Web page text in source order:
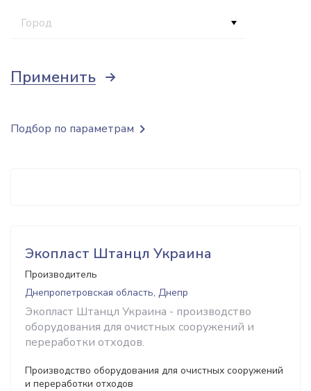
Город
Применить
Экопласт Штанцл Украина
Производитель
Днепропетровская область, Днепр
Экопласт Штанцл Украина - производство
оборудования для очистных сооружений и
переработки отходов.
Производство оборудования для очистных сооружений
и переработки отходов
Подбор по параметрам